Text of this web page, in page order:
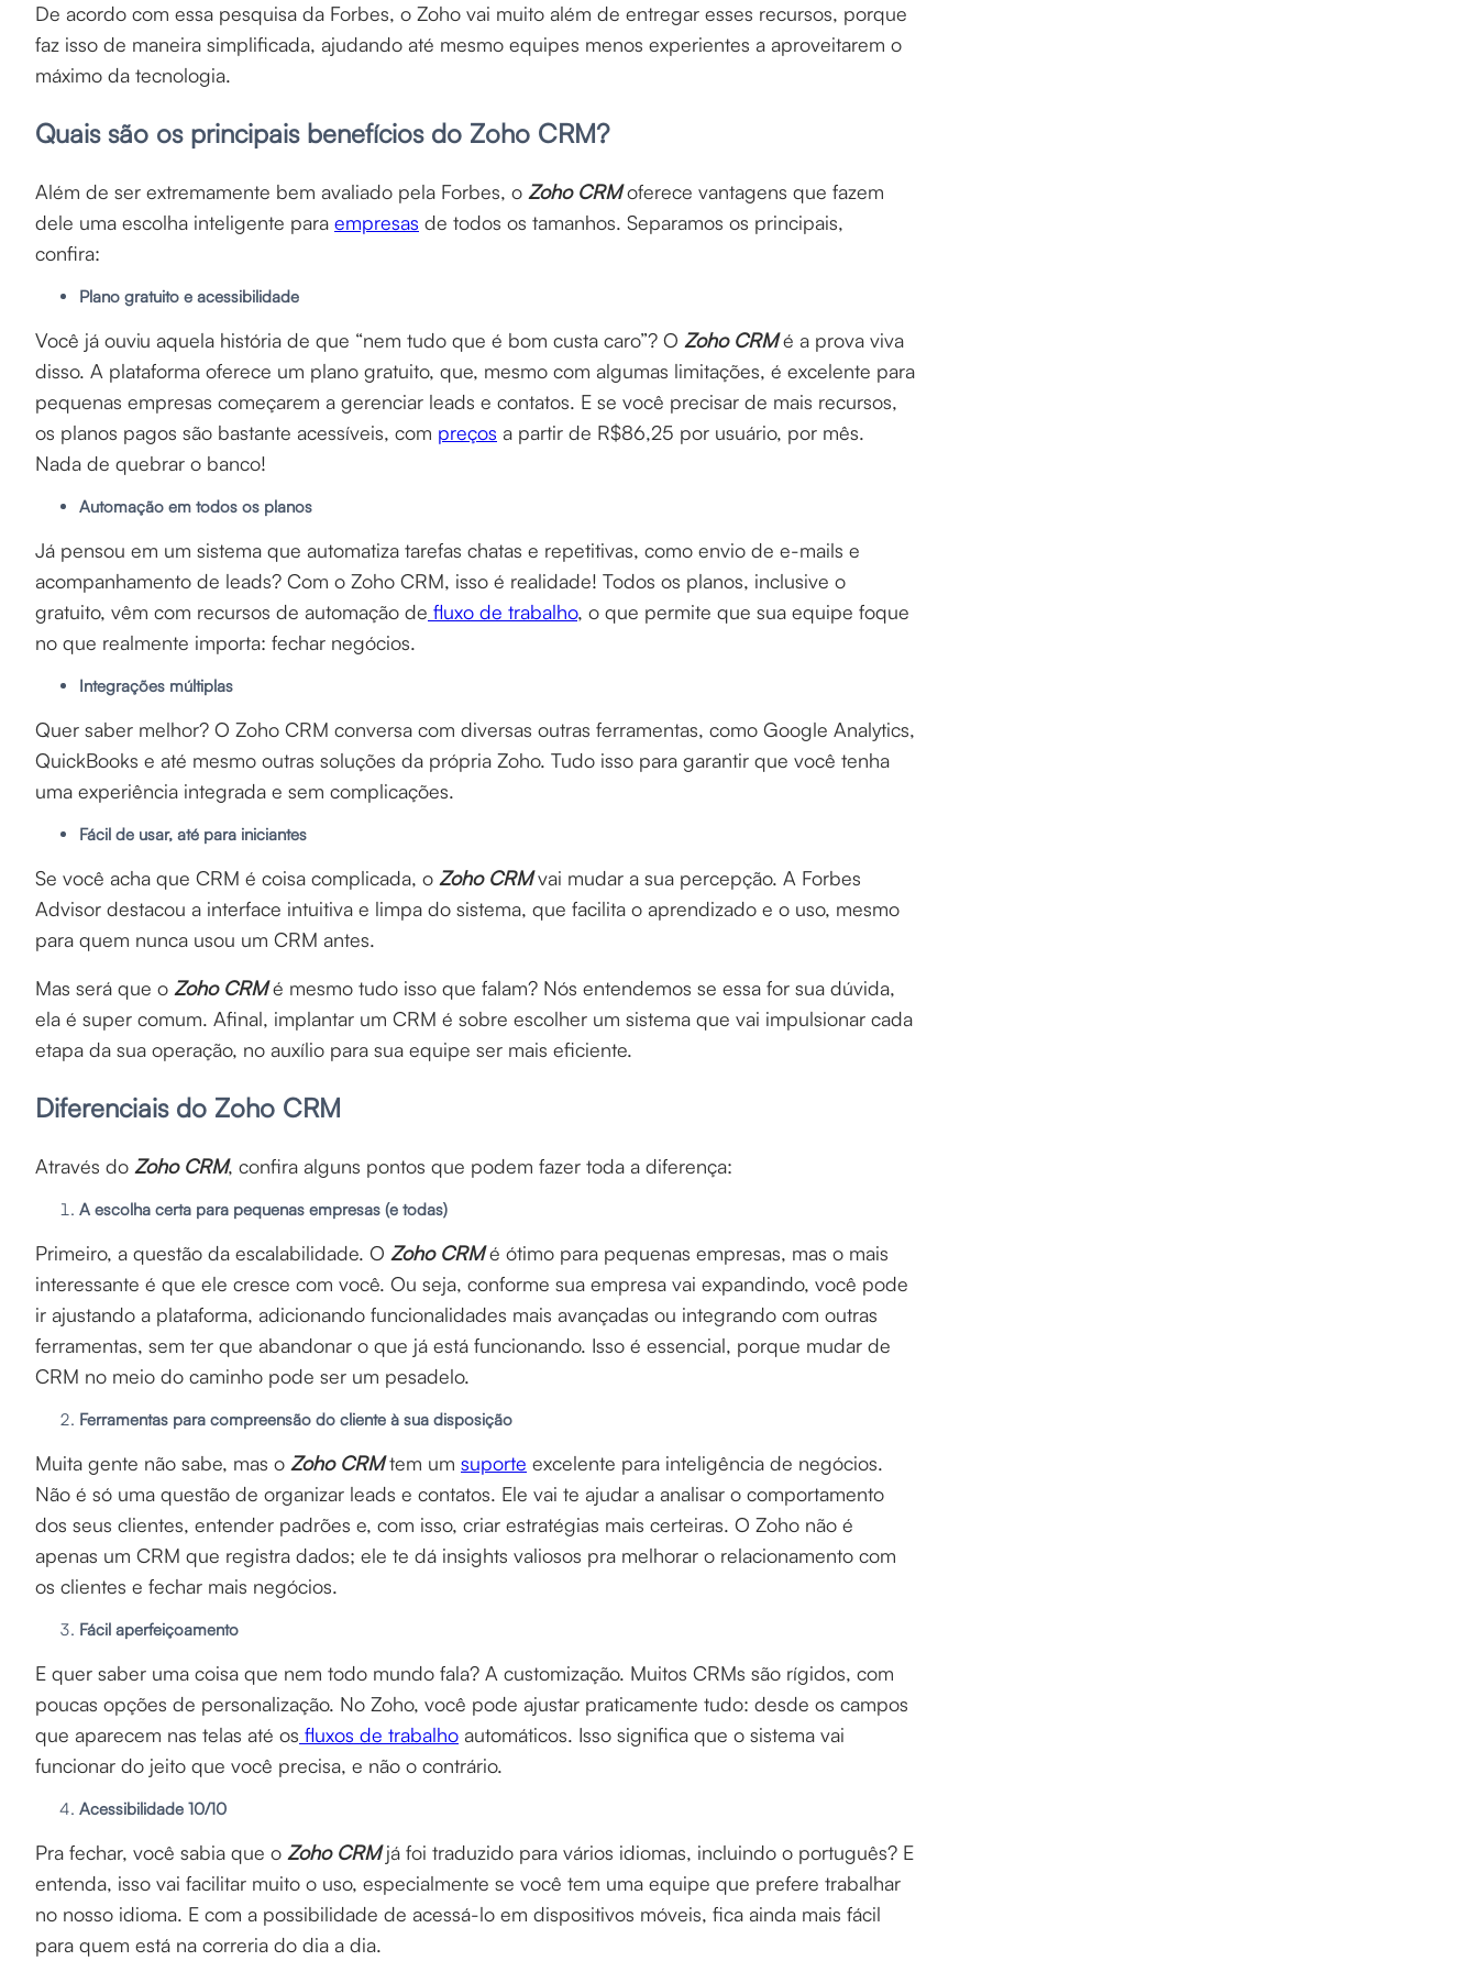
De acordo com essa pesquisa da Forbes, o Zoho vai muito além de entregar esses recursos, porque
faz isso de maneira simplificada, ajudando até mesmo equipes menos experientes a aproveitarem o
máximo da tecnologia.
Quais são os principais benefícios do Zoho CRM?
Além de ser extremamente bem avaliado pela Forbes, o Zoho CRMoferece vantagens que fazem
dele uma escolha inteligente para empresas de todos os tamanhos. Separamos os principais,
confira:
Plano gratuito e acessibilidade
Você já ouviu aquela história de que “nem tudo que é bom custa caro”? O Zoho CRMé a prova viva
disso. A plataforma oferece um plano gratuito, que, mesmo com algumas limitações, é excelente para
pequenas empresas começarem a gerenciar leads e contatos. E se você precisar de mais recursos,
os planos pagos são bastante acessíveis, com preços a partir de R$86,25 por usuário, por mês.
Nada de quebrar o banco!
Automação em todos os planos
Já pensou em um sistema que automatiza tarefas chatas e repetitivas, como envio de e-mails e
acompanhamento de leads? Com o Zoho CRM, isso é realidade! Todos os planos, inclusive o
gratuito, vêm com recursos de automação de fluxo de trabalho, o que permite que sua equipe foque
no que realmente importa: fechar negócios.
Integrações múltiplas
Quer saber melhor? O Zoho CRM conversa com diversas outras ferramentas, como Google Analytics,
QuickBooks e até mesmo outras soluções da própria Zoho. Tudo isso para garantir que você tenha
uma experiência integrada e sem complicações.
Fácil de usar, até para iniciantes
Se você acha que CRM é coisa complicada, o Zoho CRMvai mudar a sua percepção. A Forbes
Advisor destacou a interface intuitiva e limpa do sistema, que facilita o aprendizado e o uso, mesmo
para quem nunca usou um CRM antes.
Mas será que o Zoho CRMé mesmo tudo isso que falam? Nós entendemos se essa for sua dúvida,
ela é super comum. Afinal, implantar um CRM é sobre escolher um sistema que vai impulsionar cada
etapa da sua operação, no auxílio para sua equipe ser mais eficiente.
Diferenciais do Zoho CRM
Através do Zoho CRM, confira alguns pontos que podem fazer toda a diferença:
A escolha certa para pequenas empresas (e todas)
Primeiro, a questão da escalabilidade. O Zoho CRMé ótimo para pequenas empresas, mas o mais
interessante é que ele cresce com você. Ou seja, conforme sua empresa vai expandindo, você pode
ir ajustando a plataforma, adicionando funcionalidades mais avançadas ou integrando com outras
ferramentas, sem ter que abandonar o que já está funcionando. Isso é essencial, porque mudar de
CRM no meio do caminho pode ser um pesadelo.
Ferramentas para compreensão do cliente à sua disposição
Muita gente não sabe, mas o Zoho CRMtem um suporte excelente para inteligência de negócios.
Não é só uma questão de organizar leads e contatos. Ele vai te ajudar a analisar o comportamento
dos seus clientes, entender padrões e, com isso, criar estratégias mais certeiras. O Zoho não é
apenas um CRM que registra dados; ele te dá insights valiosos pra melhorar o relacionamento com
os clientes e fechar mais negócios.
Fácil aperfeiçoamento
E quer saber uma coisa que nem todo mundo fala? A customização. Muitos CRMs são rígidos, com
poucas opções de personalização. No Zoho, você pode ajustar praticamente tudo: desde os campos
que aparecem nas telas até os fluxos de trabalho automáticos. Isso significa que o sistema vai
funcionar do jeito que você precisa, e não o contrário.
Acessibilidade 10/10
Pra fechar, você sabia que o Zoho CRMjá foi traduzido para vários idiomas, incluindo o português? E
entenda, isso vai facilitar muito o uso, especialmente se você tem uma equipe que prefere trabalhar
no nosso idioma. E com a possibilidade de acessá-lo em dispositivos móveis, fica ainda mais fácil
para quem está na correria do dia a dia.